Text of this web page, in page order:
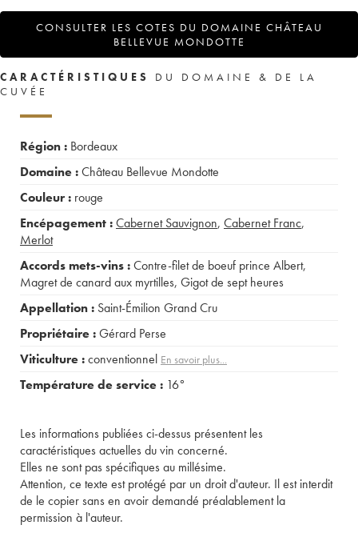
CONSULTER LES COTES DU DOMAINE CHÂTEAU
BELLEVUE MONDOTTE
CARACTÉRISTIQUES
DU DOMAINE & DE LA
CUVÉE
Région : Bordeaux
Domaine :Château Bellevue Mondotte
Couleur : rouge
Encépagement :Cabernet Sauvignon, Cabernet Franc,
Merlot
Accords mets-vins :Contre-filet de boeuf prince Albert,
Magret de canard aux myrtilles, Gigot de sept heures
Appellation : Saint-Émilion Grand Cru
Propriétaire :Gérard Perse
Viticulture :conventionnel En savoir plus...
Température de service : 16°
Les informations publiées ci-dessus présentent les
caractéristiques actuelles du vin concerné.
Elles ne sont pas spécifiques au millésime.
Attention, ce texte est protégé par un droit d'auteur. Il est interdit
de le copier sans en avoir demandé préalablement la
permission à l'auteur.